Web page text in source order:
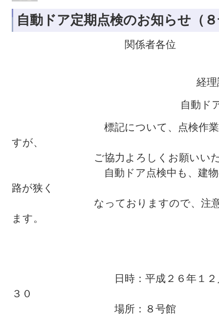
自動ドア定期点検のお知らせ（
関係者各位
経理課施
自動ドア定期点検
標記について、点検作業を行い
すが、
ご協力よろしくお願いいた
自動ドア点検中も、建物への出
路が狭く
なっておりますので、注意して
ます。
日時：平成２６年１２月８日
３０
場所：８号館